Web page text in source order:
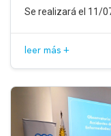
Se realizará el 11/
leer más +